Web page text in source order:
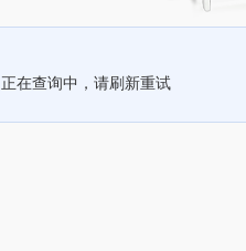
正在查询中，请刷新重试